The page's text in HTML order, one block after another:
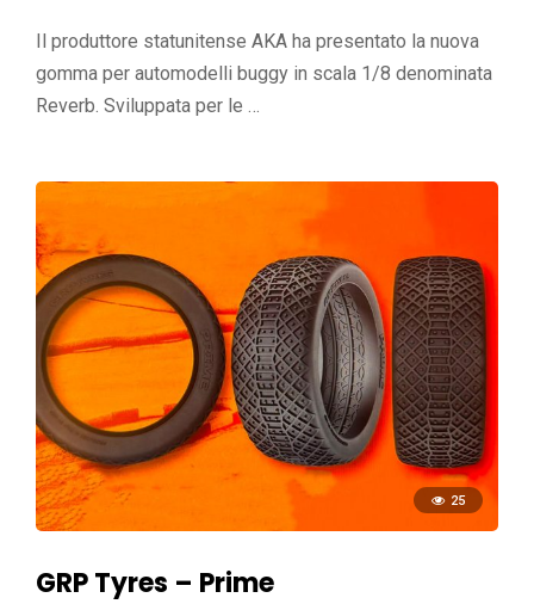
Il produttore statunitense AKA ha presentato la nuova
gomma per automodelli buggy in scala 1/8 denominata
Reverb. Sviluppata per le …
25
GRP Tyres – Prime